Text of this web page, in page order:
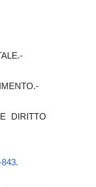
DIRITTO